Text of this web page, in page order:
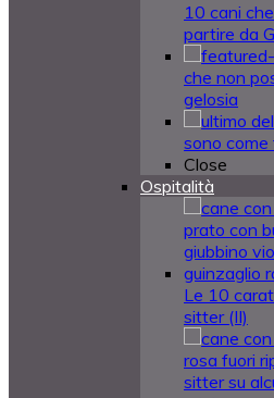
10 cani
partire da
che non
gelosia
sono come
Close
Ospitalità
Le 10
sitter (II)